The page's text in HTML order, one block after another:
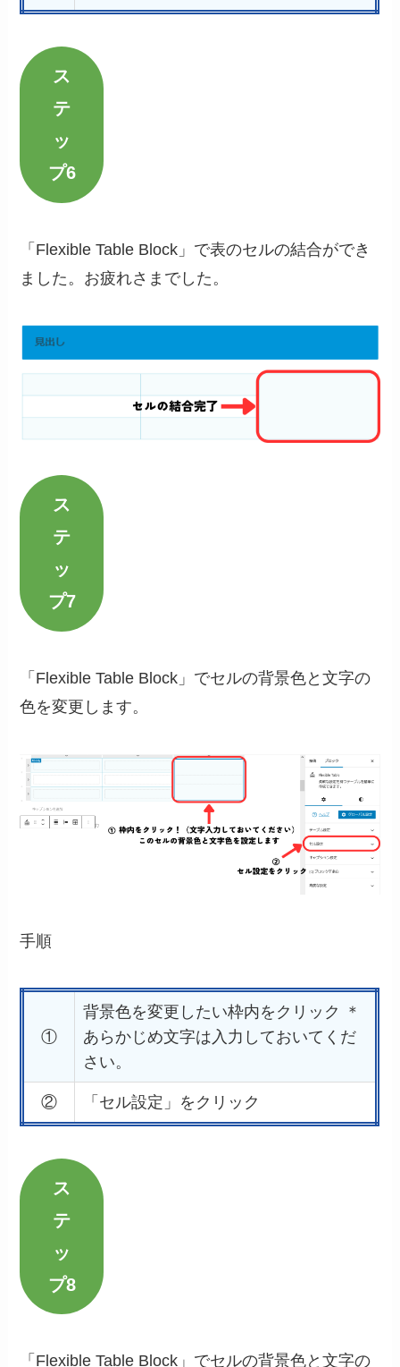
ス
テ
ッ
プ6
「Flexible Table Block」で表のセルの結合ができ
ました。お疲れさまでした。
ス
テ
ッ
プ7
「Flexible Table Block」でセルの背景色と文字の
色を変更します。
手順
①
背景色を変更したい枠内をクリック ＊
あらかじめ文字は入力しておいてくだ
さい。
② 「セル設定」をクリック
ス
テ
ッ
プ8
「Flexible Table Block」でセルの背景色と文字の